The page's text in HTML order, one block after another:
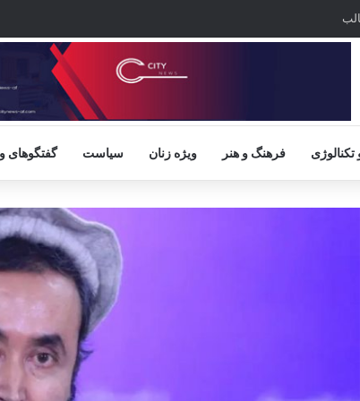
فرهنگ و هنر ویژه زنان سیاست گفتگوهای